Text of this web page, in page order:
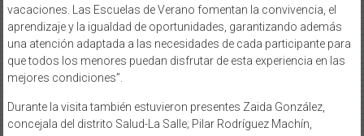
vacaciones. Las Escuelas de Verano fomentan la convivencia, el
aprendizaje y la igualdad de oportunidades, garantizando además
una atención adaptada a las necesidades de cada participante para
que todos los menores puedan disfrutar de esta experiencia en las
mejores condiciones”.
Durante la visita también estuvieron presentes Zaida González,
concejala del distrito Salud-La Salle; Pilar Rodríguez Machín,